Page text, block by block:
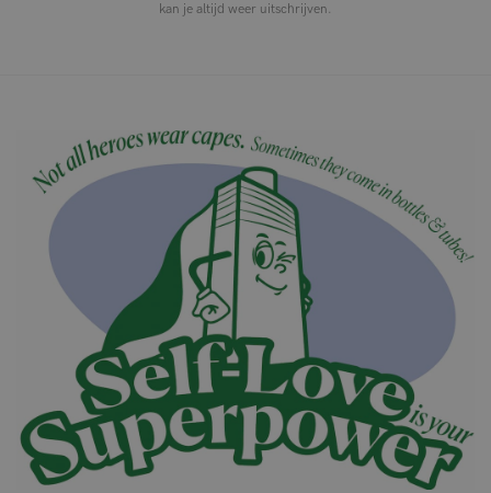
kan je altijd weer uitschrijven.